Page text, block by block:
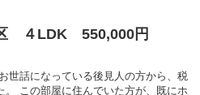
４LDK 550,000円
世話になっている後見人の方から、税
。 この部屋に住んでいた方が、既にホ